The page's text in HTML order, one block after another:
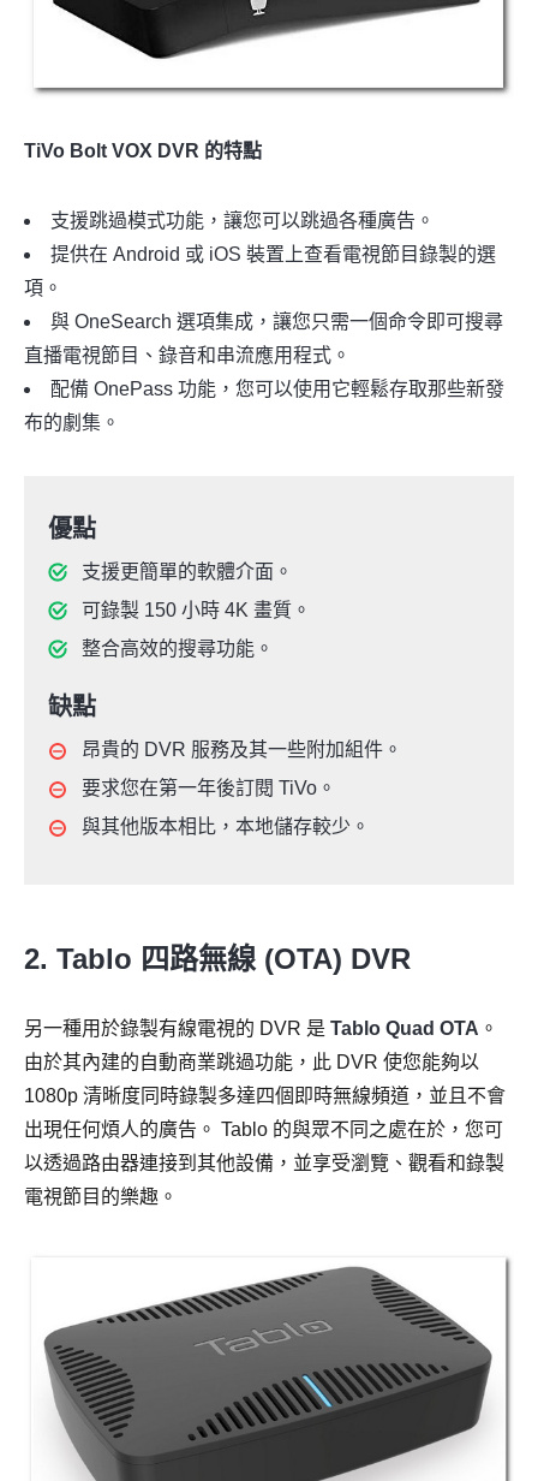
TiVo Bolt VOX DVR 的特點
支援跳過模式功能，讓您可以跳過各種廣告。
提供在 Android 或 iOS 裝置上查看電視節目錄製的選
項。
與 OneSearch 選項集成，讓您只需一個命令即可搜尋
直播電視節目、錄音和串流應用程式。
配備 OnePass 功能，您可以使用它輕鬆存取那些新發
布的劇集。
優點
支援更簡單的軟體介面。
可錄製 150 小時 4K 畫質。
整合高效的搜尋功能。
缺點
昂貴的 DVR 服務及其一些附加組件。
要求您在第一年後訂閱 TiVo。
與其他版本相比，本地儲存較少。
2. Tablo 四路無線 (OTA) DVR
另一種用於錄製有線電視的 DVR 是 Tablo Quad OTA 。
由於其內建的自動商業跳過功能，此 DVR 使您能夠以
1080p 清晰度同時錄製多達四個即時無線頻道，並且不會
出現任何煩人的廣告。 Tablo 的與眾不同之處在於，您可
以透過路由器連接到其他設備，並享受瀏覽、觀看和錄製
電視節目的樂趣。